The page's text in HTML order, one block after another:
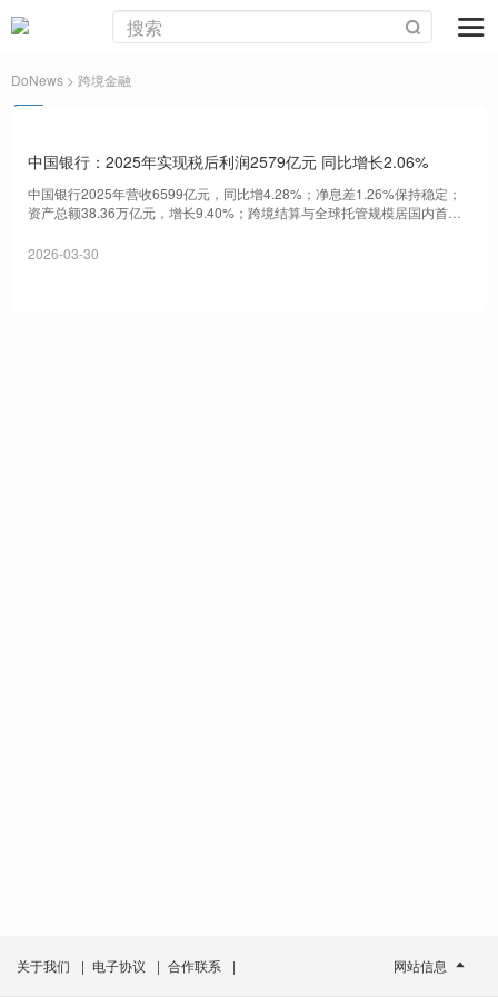
DoNews > 跨境金融
中国银行：2025年实现税后利润2579亿元 同比增长2.06%
中国银行2025年营收6599亿元，同比增4.28%；净息差1.26%保持稳定；
资产总额38.36万亿元，增长9.40%；跨境结算与全球托管规模居国内首
2026-03-30
关于我们 | 电子协议 | 合作联系 | 网站信息